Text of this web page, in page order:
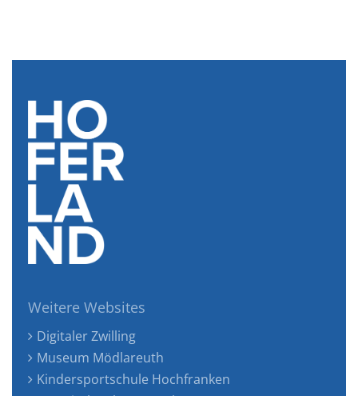
Weitere Websites
Digitaler Zwilling
Museum Mödlareuth
Kindersportschule Hochfranken